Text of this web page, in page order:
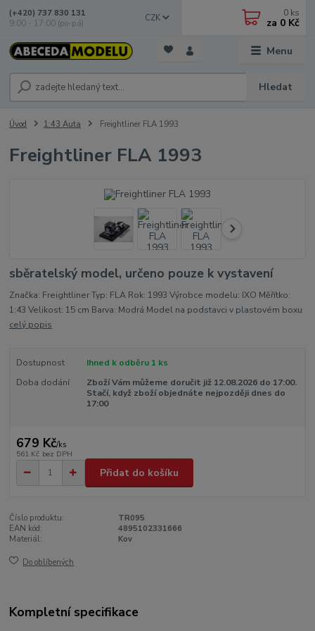
Menu
CZK
Hledat
(+420) 737 830 131
9:00 - 17:00 (po-pá)
0 ks
za 0 Kč
Úvod 1:43 Auta Freightliner FLA 1993
Freightliner FLA 1993
sběratelský model, určeno pouze k vystavení
Značka: Freightliner Typ: FLA Rok: 1993 Výrobce modelu: IXO Měřítko:
1:43 Velikost: 15 cm Barva: Modrá Model na podstavci v plastovém boxu
celý popis
Dostupnost
Ihned k odběru 1 ks
Doba dodání
Zboží Vám můžeme doručit již 12.08.2026 do 17:00.
Stačí, když zboží objednáte nejpozději dnes do
17:00
679 Kč/ks
561 Kč bez DPH
Přidat do košíku
Číslo produktu:
TR095
EAN kód:
4895102331666
Materiál:
Kov
Do oblíbených
Kompletní specifikace